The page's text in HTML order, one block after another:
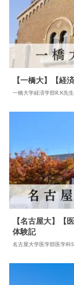
【一橋大】【経
一橋大学経済学部R.K先
大学合格体験記
【名古屋大】【
体験記
名古屋大学医学部医学科